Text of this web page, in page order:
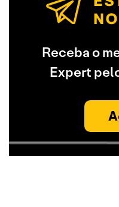
Receba o
Expert